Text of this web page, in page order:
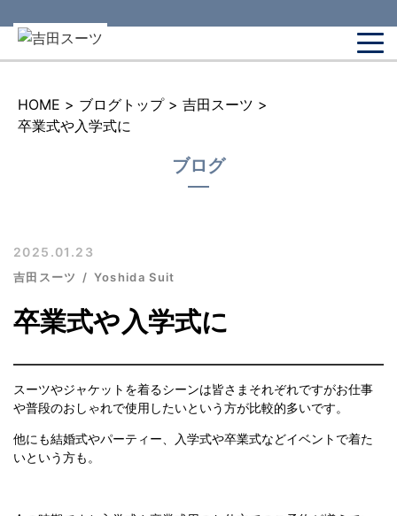
HOME > ブログトップ > 吉田スーツ >
卒業式や入学式に
ブログ
2025.01.23
吉田スーツ Yoshida Suit
卒業式や入学式に
スーツやジャケットを着るシーンは皆さまそれぞれですがお仕事
や普段のおしゃれで使用したいという方が比較的多いです。
他にも結婚式やパーティー、入学式や卒業式などイベントで着た
いという方も。